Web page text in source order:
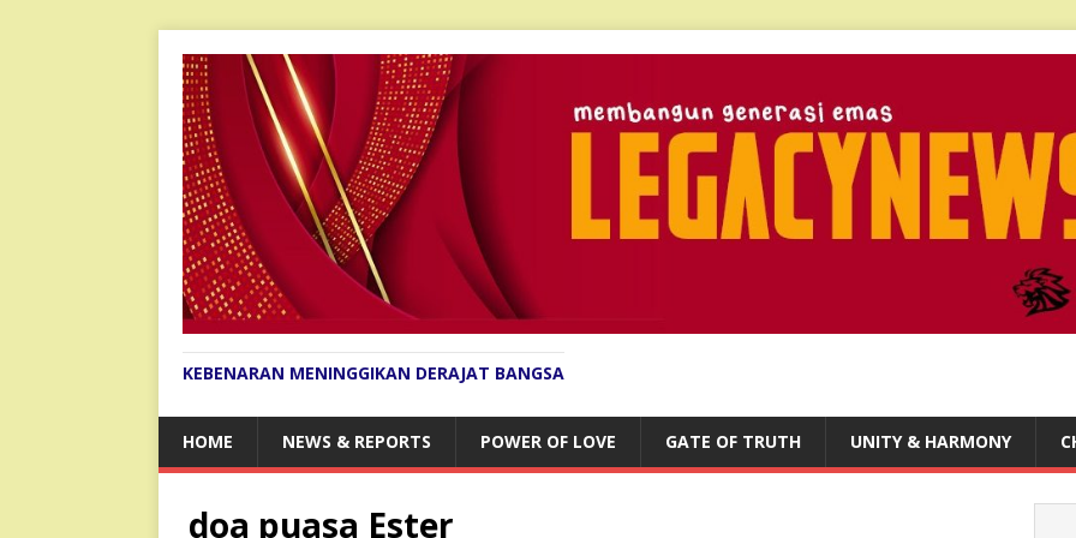
KEBENARAN MENINGGIKAN DERAJAT BANGSA
HOME NEWS & REPORTS POWER OF LOVE GATE OF TRUTH UNITY & HARMONY
doa puasa Ester